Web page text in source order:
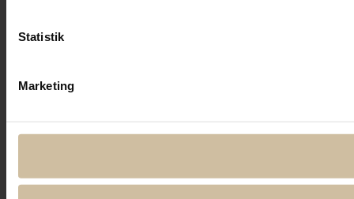
Statistik
Marketing